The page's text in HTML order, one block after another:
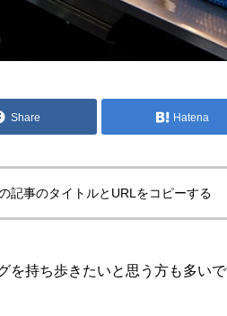
Share Hatena
記事のタイトルとURLをコピーする
を持ち歩きたいと思う方も多い